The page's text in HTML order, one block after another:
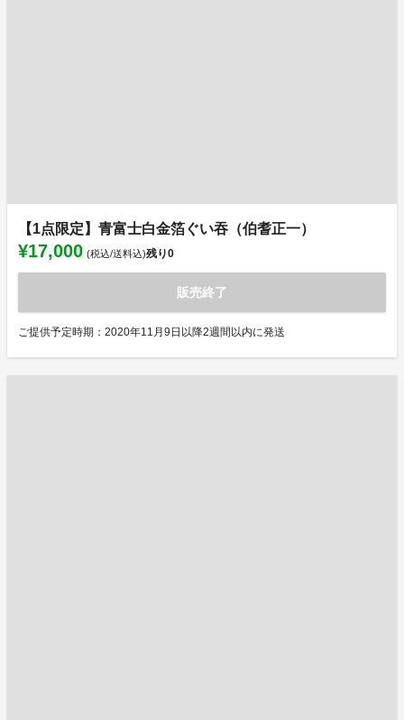
【1点限定】青富士白金箔ぐい吞（伯耆正一）
¥17,000 (税込/送料込)残り0
販売終了
ご提供予定時期：2020年11月9日以降2週間以内に発送